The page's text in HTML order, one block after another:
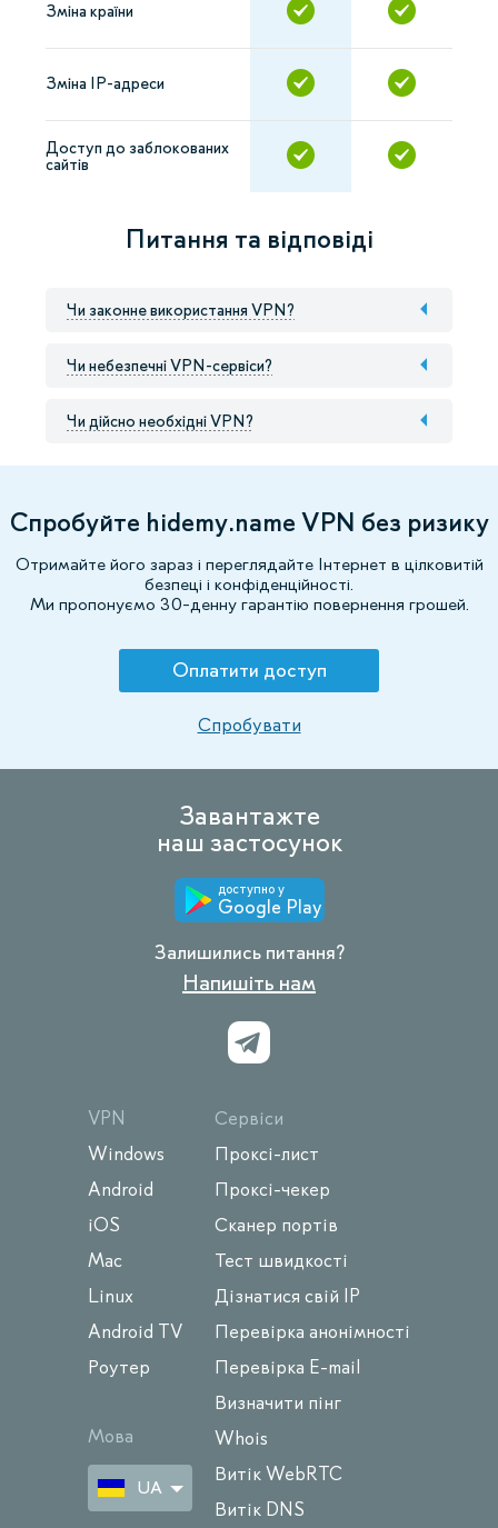
Зміна країни
Зміна IP-адреси
Доступ до заблокованих
сайтів
Питання та відповіді
Чи законне використання VPN?
Чи небезпечні VPN-сервіси?
Чи дійсно необхідні VPN?
Спробуйте hidemy.name VPN без ризику
Отримайте його зараз і переглядайте Інтернет в цілковитій
безпеці і конфіденційності.
Ми пропонуємо 30-денну гарантію повернення грошей.
Оплатити доступ
Спробувати
Завантажте
наш застосунок
доступно у
Google Play
Залишились питання?
Напишіть нам
VPN
Windows
Android
iOS
Mac
Linux
Android TV
Роутер
Мова
UA
Сервіси
Проксі-лист
Проксі-чекер
Сканер портів
Тест швидкості
Дізнатися свій IP
Перевірка анонімності
Перевірка E-mail
Визначити пінг
Whois
Витік WebRTC
Витік DNS